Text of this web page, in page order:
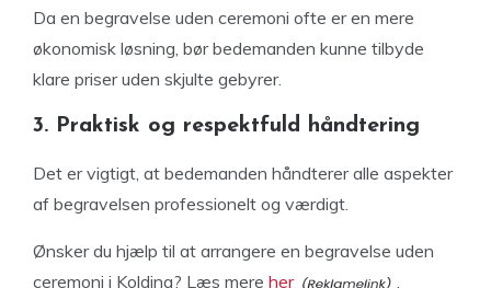
Da en begravelse uden ceremoni ofte er en mere
økonomisk løsning, bør bedemanden kunne tilbyde
klare priser uden skjulte gebyrer.
3. Praktisk og respektfuld håndtering
Det er vigtigt, at bedemanden håndterer alle aspekter
af begravelsen professionelt og værdigt.
Ønsker du hjælp til at arrangere en begravelse uden
ceremoni i Kolding? Læs mere her .